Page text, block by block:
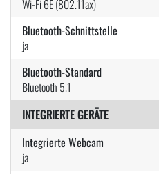
Wi-Fi 6E (802.11ax)
Bluetooth-Schnittstelle
ja
Bluetooth-Standard
Bluetooth 5.1
INTEGRIERTE GERÄTE
Integrierte Webcam
ja